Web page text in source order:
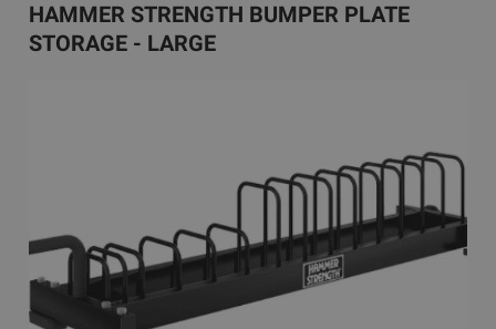
HAMMER STRENGTH BUMPER PLATE
STORAGE - LARGE